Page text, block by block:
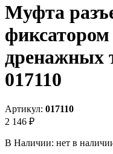
Муфта
дренажных
017110
Артикул: 017110
2 146 ₽
В Наличии: нет в